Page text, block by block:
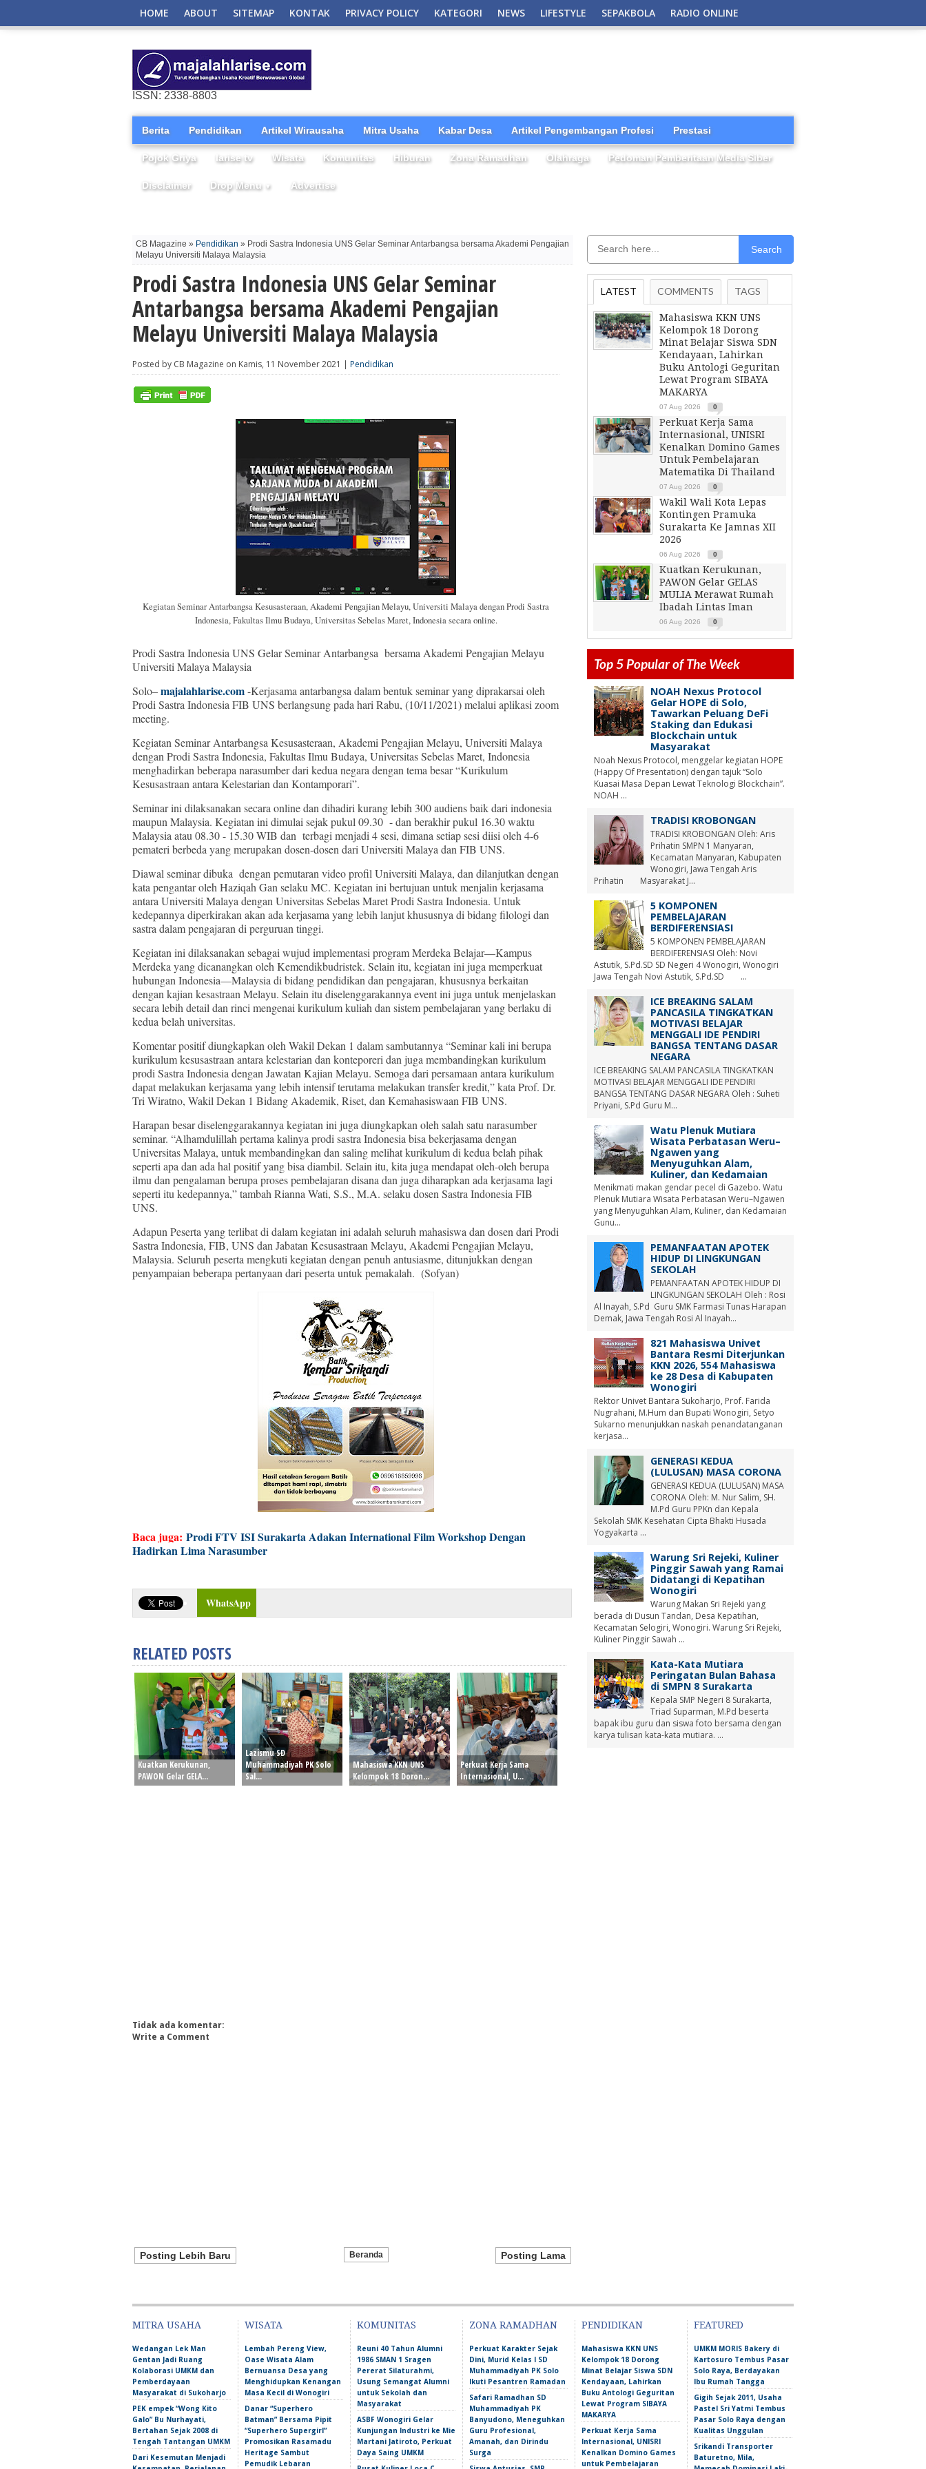
HOME ABOUT SITEMAP KONTAK PRIVACY POLICY KATEGORI NEWS LIFESTYLE SEPAKBOLA RADIO ONLINE
ISSN: 2338-8803
Berita Pendidikan Artikel Wirausaha Mitra Usaha Kabar Desa Artikel Pengembangan Profesi Prestasi
Pojok Griya larise tv Wisata Komunitas Hiburan Zona Ramadhan Olahraga Pedoman Pemberitaan Media Siber
Disclaimer Drop Menu ▼ Advertise
CB Magazine » Pendidikan » Prodi Sastra Indonesia UNS Gelar Seminar Antarbangsa bersama Akademi Pengajian
Melayu Universiti Malaya Malaysia
Prodi Sastra Indonesia UNS Gelar Seminar
Antarbangsa bersama Akademi Pengajian
Melayu Universiti Malaya Malaysia
Posted by CB Magazine on Kamis, 11 November 2021 | Pendidikan
Kegiatan Seminar Antarbangsa Kesusasteraan, Akademi Pengajian Melayu, Universiti Malaya dengan Prodi Sastra
Indonesia, Fakultas Ilmu Budaya, Universitas Sebelas Maret, Indonesia secara online.
Prodi Sastra Indonesia UNS Gelar Seminar Antarbangsa bersama Akademi Pengajian Melayu
Universiti Malaya Malaysia
Solo–majalahlarise.com-Kerjasama antarbangsa dalam bentuk seminar yang diprakarsai oleh
Prodi Sastra Indonesia FIB UNS berlangsung pada hari Rabu, (10/11/2021) melalui aplikasi zoom
meeting.
Kegiatan Seminar Antarbangsa Kesusasteraan, Akademi Pengajian Melayu, Universiti Malaya
dengan Prodi Sastra Indonesia, Fakultas Ilmu Budaya, Universitas Sebelas Maret, Indonesia
menghadirkan beberapa narasumber dari kedua negara dengan tema besar “Kurikulum
Kesusastraan antara Kelestarian dan Kontamporari”.
Seminar ini dilaksanakan secara online dan dihadiri kurang lebih 300 audiens baik dari indonesia
maupun Malaysia. Kegiatan ini dimulai sejak pukul 09.30 - dan berakhir pukul 16.30 waktu
Malaysia atau 08.30 - 15.30 WIB dan terbagi menjadi 4 sesi, dimana setiap sesi diisi oleh 4-6
pemateri berbeda yang merupakan dosen-dosen dari Universiti Malaya dan FIB UNS.
Diawal seminar dibuka dengan pemutaran video profil Universiti Malaya, dan dilanjutkan dengan
kata pengantar oleh Haziqah Gan selaku MC. Kegiatan ini bertujuan untuk menjalin kerjasama
antara Universiti Malaya dengan Universitas Sebelas Maret Prodi Sastra Indonesia. Untuk
kedepannya diperkirakan akan ada kerjasama yang lebih lanjut khususnya di bidang filologi dan
sastra dalam pengajaran di perguruan tinggi.
Kegiatan ini dilaksanakan sebagai wujud implementasi program Merdeka Belajar—Kampus
Merdeka yang dicanangkan oleh Kemendikbudristek. Selain itu, kegiatan ini juga memperkuat
hubungan Indonesia—Malaysia di bidang pendidikan dan pengajaran, khususnya berkaitan
dengan kajian kesastraan Melayu. Selain itu diselenggarakannya event ini juga untuk menjelaskan
secara lebih detail dan rinci mengenai kurikulum kuliah dan sistem pembelajaran yang berlaku di
kedua belah universitas.
Komentar positif diungkapkan oleh Wakil Dekan 1 dalam sambutannya “Seminar kali ini berupa
kurikulum kesusastraan antara kelestarian dan konteporeri dan juga membandingkan kurikulum
prodi Sastra Indonesia dengan Jawatan Kajian Melayu. Semoga dari persamaan antara kurikulum
dapat melakukan kerjasama yang lebih intensif terutama melakukan transfer kredit,” kata Prof. Dr.
Tri Wiratno, Wakil Dekan 1 Bidang Akademik, Riset, dan Kemahasiswaan FIB UNS.
Harapan besar diselenggarakannya kegiatan ini juga diungkapkan oleh salah satu narasumber
seminar. “Alhamdulillah pertama kalinya prodi sastra Indonesia bisa bekerjasama dengan
Universitas Malaya, untuk membandingkan dan saling melihat kurikulum di kedua belah pihak
seperti apa dan ada hal positif yang bisa diambil. Selain itu, kita juga mendapat oleh-oleh berupa
ilmu dan pengalaman berupa proses pembelajaran disana dan juga diharapkan ada kerjasama lagi
seperti itu kedepannya,” tambah Rianna Wati, S.S., M.A. selaku dosen Sastra Indonesia FIB
UNS.
Adapun Peserta yang terlibat di dalam kegiatan ini adalah seluruh mahasiswa dan dosen dari Prodi
Sastra Indonesia, FIB, UNS dan Jabatan Kesusastraan Melayu, Akademi Pengajian Melayu,
Malaysia. Seluruh peserta mengkuti kegiatan dengan penuh antusiasme, ditunjukkan dengan
penyampaian beberapa pertanyaan dari peserta untuk pemakalah. (Sofyan)
Baca juga: Prodi FTV ISI Surakarta Adakan International Film Workshop Dengan
Hadirkan Lima Narasumber
WhatsApp
RELATED POSTS
Kuatkan Kerukunan,
PAWON Gelar GELA...
Lazismu SD
Muhammadiyah PK Solo
Sal...
Mahasiswa KKN UNS
Kelompok 18 Doron...
Perkuat Kerja Sama
Internasional, U...
Tidak ada komentar:
Write a Comment
Posting Lebih Baru Posting Lama
Beranda
Search
LATEST COMMENTS TAGS
Mahasiswa KKN UNS
Kelompok 18 Dorong
Minat Belajar Siswa SDN
Kendayaan, Lahirkan
Buku Antologi Geguritan
Lewat Program SIBAYA
MAKARYA
07 Aug 2026 0
Perkuat Kerja Sama
Internasional, UNISRI
Kenalkan Domino Games
Untuk Pembelajaran
Matematika Di Thailand
07 Aug 2026 0
Wakil Wali Kota Lepas
Kontingen Pramuka
Surakarta Ke Jamnas XII
2026
06 Aug 2026 0
Kuatkan Kerukunan,
PAWON Gelar GELAS
MULIA Merawat Rumah
Ibadah Lintas Iman
06 Aug 2026 0
Top 5 Popular of The Week
NOAH Nexus Protocol
Gelar HOPE di Solo,
Tawarkan Peluang DeFi
Staking dan Edukasi
Blockchain untuk
Masyarakat
Noah Nexus Protocol, menggelar kegiatan HOPE
(Happy Of Presentation) dengan tajuk “Solo
Kuasai Masa Depan Lewat Teknologi Blockchain”.
NOAH ...
TRADISI KROBONGAN
TRADISI KROBONGAN Oleh: Aris
Prihatin SMPN 1 Manyaran,
Kecamatan Manyaran, Kabupaten
Wonogiri, Jawa Tengah Aris
Prihatin Masyarakat J...
5 KOMPONEN
PEMBELAJARAN
BERDIFERENSIASI
5 KOMPONEN PEMBELAJARAN
BERDIFERENSIASI Oleh: Novi
Astutik, S.Pd.SD SD Negeri 4 Wonogiri, Wonogiri
Jawa Tengah Novi Astutik, S.Pd.SD ...
ICE BREAKING SALAM
PANCASILA TINGKATKAN
MOTIVASI BELAJAR
MENGGALI IDE PENDIRI
BANGSA TENTANG DASAR
NEGARA
ICE BREAKING SALAM PANCASILA TINGKATKAN
MOTIVASI BELAJAR MENGGALI IDE PENDIRI
BANGSA TENTANG DASAR NEGARA Oleh : Suheti
Priyani, S.Pd Guru M...
Watu Plenuk Mutiara
Wisata Perbatasan Weru–
Ngawen yang
Menyuguhkan Alam,
Kuliner, dan Kedamaian
Menikmati makan gendar pecel di Gazebo. Watu
Plenuk Mutiara Wisata Perbatasan Weru–Ngawen
yang Menyuguhkan Alam, Kuliner, dan Kedamaian
Gunu...
PEMANFAATAN APOTEK
HIDUP DI LINGKUNGAN
SEKOLAH
PEMANFAATAN APOTEK HIDUP DI
LINGKUNGAN SEKOLAH Oleh : Rosi
Al Inayah, S.Pd Guru SMK Farmasi Tunas Harapan
Demak, Jawa Tengah Rosi Al Inayah...
821 Mahasiswa Univet
Bantara Resmi Diterjunkan
KKN 2026, 554 Mahasiswa
ke 28 Desa di Kabupaten
Wonogiri
Rektor Univet Bantara Sukoharjo, Prof. Farida
Nugrahani, M.Hum dan Bupati Wonogiri, Setyo
Sukarno menunjukkan naskah penandatanganan
kerjasa...
GENERASI KEDUA
(LULUSAN) MASA CORONA
GENERASI KEDUA (LULUSAN) MASA
CORONA Oleh: M. Nur Salim, SH.
M.Pd Guru PPKn dan Kepala
Sekolah SMK Kesehatan Cipta Bhakti Husada
Yogyakarta ...
Warung Sri Rejeki, Kuliner
Pinggir Sawah yang Ramai
Didatangi di Kepatihan
Wonogiri
Warung Makan Sri Rejeki yang
berada di Dusun Tandan, Desa Kepatihan,
Kecamatan Selogiri, Wonogiri. Warung Sri Rejeki,
Kuliner Pinggir Sawah ...
Kata-Kata Mutiara
Peringatan Bulan Bahasa
di SMPN 8 Surakarta
Kepala SMP Negeri 8 Surakarta,
Triad Suparman, M.Pd beserta
bapak ibu guru dan siswa foto bersama dengan
karya tulisan kata-kata mutiara. ...
MITRA USAHA
Wedangan Lek Man
Gentan Jadi Ruang
Kolaborasi UMKM dan
Pemberdayaan
Masyarakat di Sukoharjo
PEK empek “Wong Kito
Galo” Bu Nurhayati,
Bertahan Sejak 2008 di
Tengah Tantangan UMKM
Dari Kesemutan Menjadi
WISATA
Lembah Pereng View,
Oase Wisata Alam
Bernuansa Desa yang
Menghidupkan Kenangan
Masa Kecil di Wonogiri
Danar “Superhero
Batman” Bersama Pipit
“Superhero Supergirl”
Promosikan Rasamadu
Heritage Sambut
Pemudik Lebaran
KOMUNITAS
Reuni 40 Tahun Alumni
1986 SMAN 1 Sragen
Pererat Silaturahmi,
Usung Semangat Alumni
untuk Sekolah dan
Masyarakat
ASBF Wonogiri Gelar
Kunjungan Industri ke Mie
Martani Jatiroto, Perkuat
Daya Saing UMKM
ZONA RAMADHAN
Perkuat Karakter Sejak
Dini, Murid Kelas I SD
Muhammadiyah PK Solo
Ikuti Pesantren Ramadan
Safari Ramadhan SD
Muhammadiyah PK
Banyudono, Meneguhkan
Guru Profesional,
Amanah, dan Dirindu
Surga
PENDIDIKAN
Mahasiswa KKN UNS
Kelompok 18 Dorong
Minat Belajar Siswa SDN
Kendayaan, Lahirkan
Buku Antologi Geguritan
Lewat Program SIBAYA
MAKARYA
Perkuat Kerja Sama
Internasional, UNISRI
Kenalkan Domino Games
untuk Pembelajaran
FEATURED
UMKM MORIS Bakery di
Kartosuro Tembus Pasar
Solo Raya, Berdayakan
Ibu Rumah Tangga
Gigih Sejak 2011, Usaha
Pastel Sri Yatmi Tembus
Pasar Solo Raya dengan
Kualitas Unggulan
Srikandi Transporter
Baturetno, Mila,